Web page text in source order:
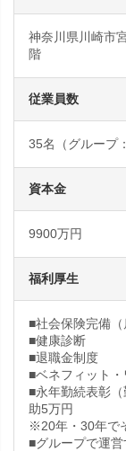
神奈川県川崎市
階
従業員数
35名（グループ
資本金
9900万円
福利厚生
■社会保険完備（
■健康診断
■退職金制度
■ベネフィット・
■永年勤続表彰
助5万円
※20年・30年で
■グループで運